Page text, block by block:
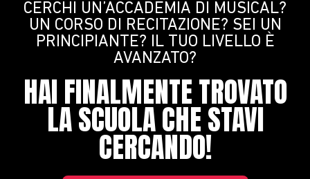
CERCHI UN’ACCADEMIA DI MUSICAL?
UN CORSO DI RECITAZIONE? SEI UN
PRINCIPIANTE? IL TUO LIVELLO È
AVANZATO?
HAI FINALMENTE TROVATO
LA SCUOLA CHE STAVI
CERCANDO!